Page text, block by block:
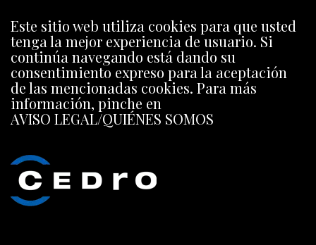
Este sitio web utiliza cookies para que usted
tenga la mejor experiencia de usuario. Si
continúa navegando está dando su
consentimiento expreso para la aceptación
de las mencionadas cookies. Para más
información, pinche en
AVISO LEGAL/QUIÉNES SOMOS